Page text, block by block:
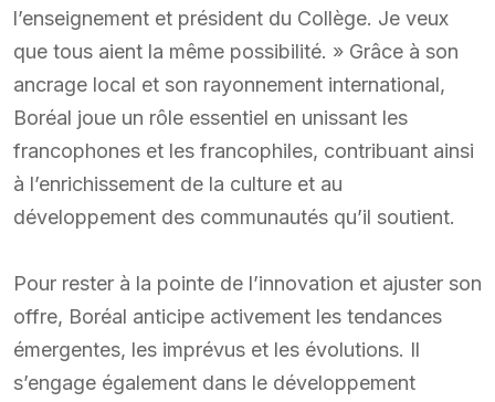
l’enseignement et président du Collège. Je veux
que tous aient la même possibilité. » Grâce à son
ancrage local et son rayonnement international,
Boréal joue un rôle essentiel en unissant les
francophones et les francophiles, contribuant ainsi
à l’enrichissement de la culture et au
développement des communautés qu’il soutient.
Pour rester à la pointe de l’innovation et ajuster son
offre, Boréal anticipe activement les tendances
émergentes, les imprévus et les évolutions. Il
s’engage également dans le développement